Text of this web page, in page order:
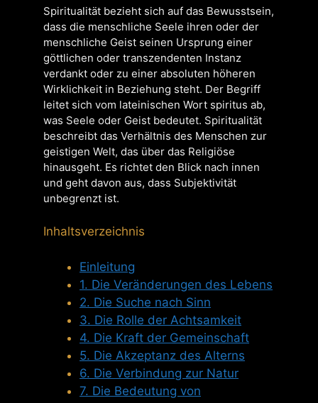
Spiritualität bezieht sich auf das Bewusstsein,
dass die menschliche Seele ihren oder der
menschliche Geist seinen Ursprung einer
göttlichen oder transzendenten Instanz
verdankt oder zu einer absoluten höheren
Wirklichkeit in Beziehung steht. Der Begriff
leitet sich vom lateinischen Wort spiritus ab,
was Seele oder Geist bedeutet. Spiritualität
beschreibt das Verhältnis des Menschen zur
geistigen Welt, das über das Religiöse
hinausgeht. Es richtet den Blick nach innen
und geht davon aus, dass Subjektivität
unbegrenzt ist.
Inhaltsverzeichnis
Einleitung
1. Die Veränderungen des Lebens
2. Die Suche nach Sinn
3. Die Rolle der Achtsamkeit
4. Die Kraft der Gemeinschaft
5. Die Akzeptanz des Alterns
6. Die Verbindung zur Natur
7. Die Bedeutung von